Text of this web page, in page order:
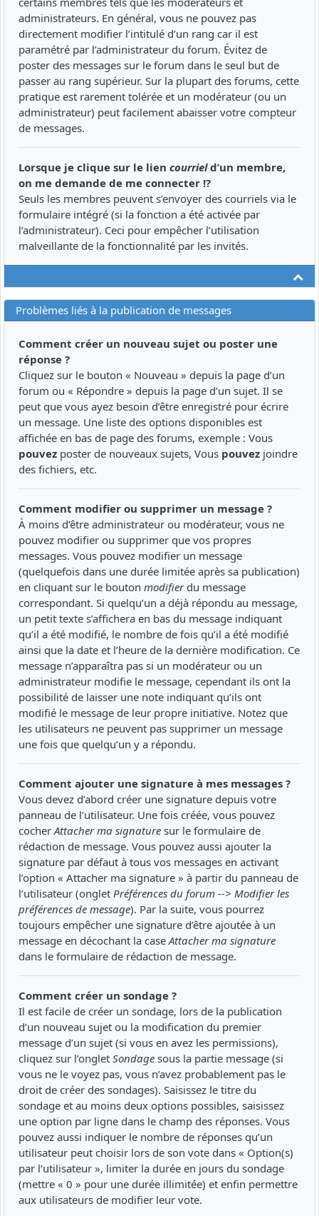
administrateurs. En général, vous ne pouvez pas
directement modifier l’intitulé d’un rang car il est
paramétré par l’administrateur du forum. Évitez de
poster des messages sur le forum dans le seul but de
passer au rang supérieur. Sur la plupart des forums, cette
pratique est rarement tolérée et un modérateur (ou un
administrateur) peut facilement abaisser votre compteur
de messages.
Lorsque je clique sur le lien courrield’un membre,
on me demande de me connecter !?
Seuls les membres peuvent s’envoyer des courriels via le
formulaire intégré (si la fonction a été activée par
l’administrateur). Ceci pour empêcher l’utilisation
malveillante de la fonctionnalité par les invités.
Problèmes liés à la publication de messages
Comment créer un nouveau sujet ou poster une
réponse ?
Cliquez sur le bouton « Nouveau » depuis la page d’un
forum ou « Répondre » depuis la page d’un sujet. Il se
peut que vous ayez besoin d’être enregistré pour écrire
un message. Une liste des options disponibles est
affichée en bas de page des forums, exemple : Vous
pouvez poster de nouveaux sujets, Vous pouvez joindre
des fichiers, etc.
Comment modifier ou supprimer un message ?
À moins d’être administrateur ou modérateur, vous ne
pouvez modifier ou supprimer que vos propres
messages. Vous pouvez modifier un message
(quelquefois dans une durée limitée après sa publication)
en cliquant sur le bouton modifierdu message
correspondant. Si quelqu’un a déjà répondu au message,
un petit texte s’affichera en bas du message indiquant
qu’il a été modifié, le nombre de fois qu’il a été modifié
ainsi que la date et l’heure de la dernière modification. Ce
message n’apparaîtra pas si un modérateur ou un
administrateur modifie le message, cependant ils ont la
possibilité de laisser une note indiquant qu’ils ont
modifié le message de leur propre initiative. Notez que
les utilisateurs ne peuvent pas supprimer un message
une fois que quelqu’un y a répondu.
Comment ajouter une signature à mes messages ?
Vous devez d’abord créer une signature depuis votre
panneau de l’utilisateur. Une fois créée, vous pouvez
cocher Attacher ma signature sur le formulaire de
rédaction de message. Vous pouvez aussi ajouter la
signature par défaut à tous vos messages en activant
l’option « Attacher ma signature » à partir du panneau de
l’utilisateur (onglet Préférences du forum --> Modifier les
préférences de message). Par la suite, vous pourrez
toujours empêcher une signature d’être ajoutée à un
message en décochant la case Attacher ma signature
dans le formulaire de rédaction de message.
Comment créer un sondage ?
Il est facile de créer un sondage, lors de la publication
d’un nouveau sujet ou la modification du premier
message d’un sujet (si vous en avez les permissions),
cliquez sur l’onglet Sondage sous la partie message (si
vous ne le voyez pas, vous n’avez probablement pas le
droit de créer des sondages). Saisissez le titre du
sondage et au moins deux options possibles, saisissez
une option par ligne dans le champ des réponses. Vous
pouvez aussi indiquer le nombre de réponses qu’un
utilisateur peut choisir lors de son vote dans « Option(s)
par l’utilisateur », limiter la durée en jours du sondage
(mettre « 0 » pour une durée illimitée) et enfin permettre
aux utilisateurs de modifier leur vote.